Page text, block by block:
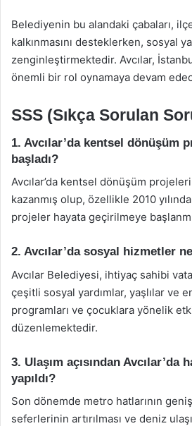
Belediyenin bu alandaki çabaları,
kalkınmasını desteklerken, sosyal
zenginleştirmektedir. Avcılar,
önemli bir rol oynamaya devam
SSS (Sıkça Sorulan
1. Avcılar’da kentsel dönüşüm
başladı?
Avcılar’da kentsel dönüşüm
kazanmış olup, özellikle 2010
projeler hayata geçirilmeye
2. Avcılar’da sosyal hizmetler
Avcılar Belediyesi, ihtiyaç sahibi
çeşitli sosyal yardımlar, yaşlılar ve
programları ve çocuklara yönelik
düzenlemektedir.
3. Ulaşım açısından
yapıldı?
Son dönemde metro hatlarının
seferlerinin artırılması ve deniz